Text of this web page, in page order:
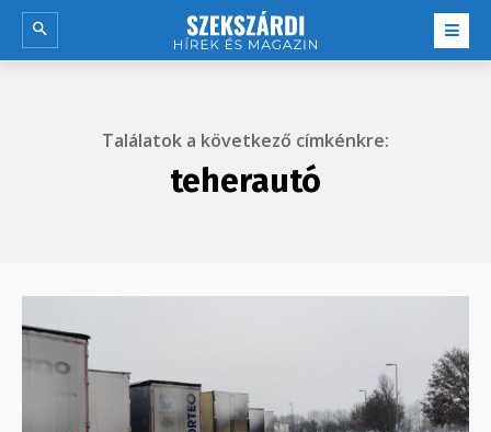
Találatok a következő címkénkre:
teherautó